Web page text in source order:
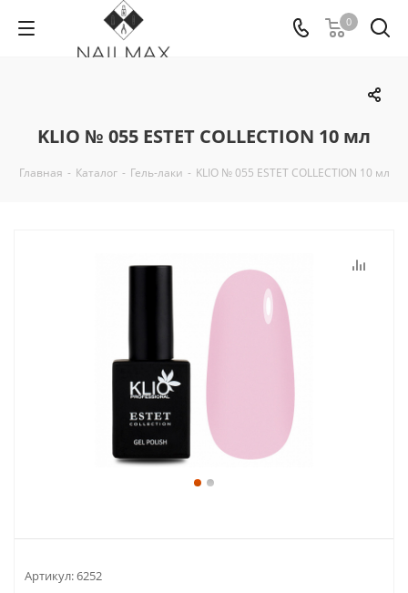
0
KLIO № 055 ESTET COLLECTION 10 мл
Главная - Каталог - Гель-лаки - KLIO № 055 ESTET COLLECTION 10 мл
Артикул:6252